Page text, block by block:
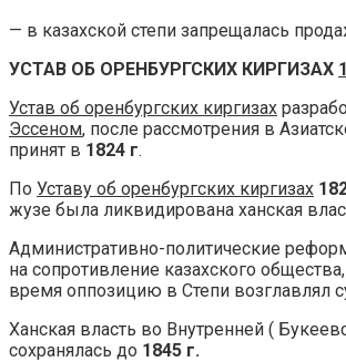
— в казахской степи запрещалась
УСТАВ ОБ ОРЕНБУРГСКИХ КИРГИЗАХ
Устав об оренбургских киргизах
Эссеном, после рассмотрения в
принят в 1824 г.
По Уставу об оренбургских киргизах
жузе была ликвидирована ханская
Административно-политические
на сопротивление казахского
время оппозицию в Степи возглавлял
Ханская власть во Внутренней (
сохранялась до 1845 г.